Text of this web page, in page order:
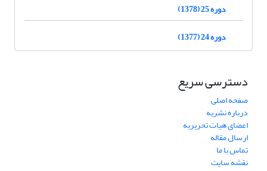
دوره 25 (1378)
دوره 24 (1377)
دسترسی سریع
صفحه اصلی
درباره نشریه
اعضای هیات تحریریه
ارسال مقاله
تماس با ما
نقشه سایت